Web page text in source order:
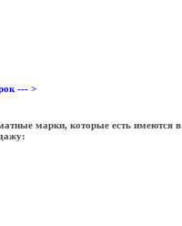
--- >
марки, которые есть имеются в